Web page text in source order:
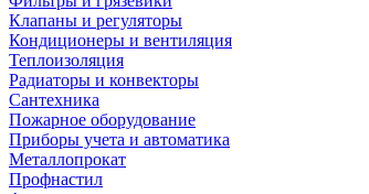
Клапаны и регуляторы
Кондиционеры и вентиляция
Теплоизоляция
Радиаторы и конвекторы
Сантехника
Пожарное оборудование
Приборы учета и автоматика
Металлопрокат
Профнастил